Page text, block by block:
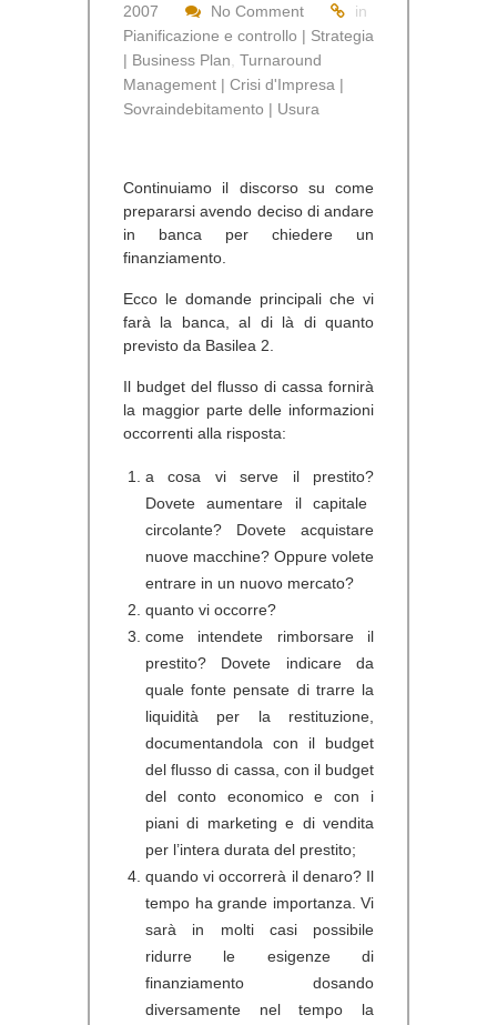
2007
No Comment
in
Pianificazione e controllo | Strategia
| Business Plan Turnaround
Management | Crisi d'Impresa |
Sovraindebitamento | Usura
Continuiamo il discorso su come
prepararsi avendo deciso di andare
in banca per chiedere un
finanziamento.
Ecco le domande principali che vi
farà la banca, al di là di quanto
previsto da Basilea 2.
Il budget del flusso di cassa fornirà
la maggior parte delle informazioni
occorrenti alla risposta:
a cosa vi serve il prestito?
Dovete aumentare il capitale
circolante? Dovete acquistare
nuove macchine? Oppure volete
entrare in un nuovo mercato?
quanto vi occorre?
come intendete rimborsare il
prestito? Dovete indicare da
quale fonte pensate di trarre la
liquidità per la restituzione,
documentandola con il budget
del flusso di cassa, con il budget
del conto economico e con i
piani di marketing e di vendita
per l’intera durata del prestito;
quando vi occorrerà il denaro? Il
tempo ha grande importanza. Vi
sarà in molti casi possibile
ridurre le esigenze di
finanziamento dosando
diversamente nel tempo la